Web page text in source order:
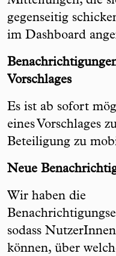
gegenseitig
im Dashboard
Vorschlages
Es ist ab sofort
eines Vorschlages
Beteiligung zu
Neue
Wir haben die
sodass
können, über